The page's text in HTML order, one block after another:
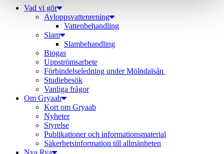
Vad vi gör
Avloppsvattenrening
Vatten­behandling
Slam
Slambehandling
Biogas
Uppströmsarbete
Förbindelseledning under Mölndalsån
Studiebesök
Vanliga frågor
Om Gryaab
Kort om Gryaab
Nyheter
Styrelse
Publikationer och informationsmaterial
Säkerhetsinformation till allmänheten
Nya Rya